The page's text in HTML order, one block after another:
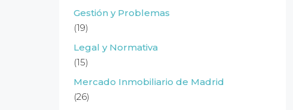
Gestión y Problemas
(19)
Legal y Normativa
(15)
Mercado Inmobiliario de Madrid
(26)